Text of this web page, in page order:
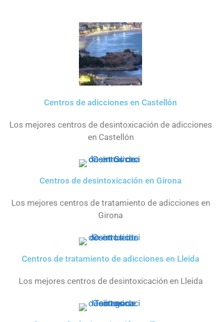
Centros de adicciones en Castellón
Los mejores centros de desintoxicación de adicciones
en Castellón
Centros de desintoxicación en Girona
Los mejores centros de tratamiento de adicciones en
Girona
Centros de tratamiento de adicciones en Lleida
Los mejores centros de desintoxicación en Lleida